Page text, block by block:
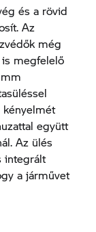
és a rövid
Az
még
is megfelelő
kényelmét
együtt
Az ülés
integrált
a járművet